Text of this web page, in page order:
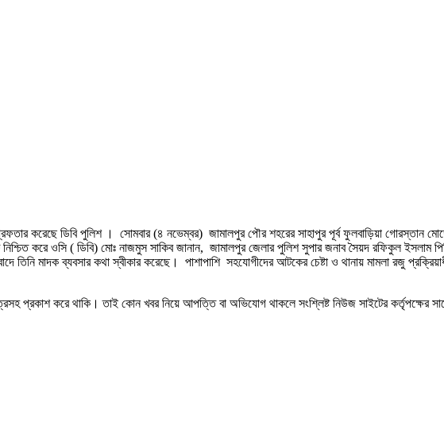
করেছে ডিবি পুলিশ । সোমবার (৪ নভেম্বর) জামালপুর পৌর শহরের সাহাপুর পূর্ব ফুলবাড়িয়া গোরস্তান
করে ওসি ( ডিবি) মোঃ নাজমুস সাকিব জানান, জামালপুর জেলার পুলিশ সুপার জনাব সৈয়দ রফিকুল ইসলাম
তিনি মাদক ব্যবসার কথা স্বীকার করেছে। পাশাপাশি সহযোগীদের আটকের চেষ্টা ও থানায় মামলা রজু
প্রকাশ করে থাকি। তাই কোন খবর নিয়ে আপত্তি বা অভিযোগ থাকলে সংশ্লিষ্ট নিউজ সাইটের